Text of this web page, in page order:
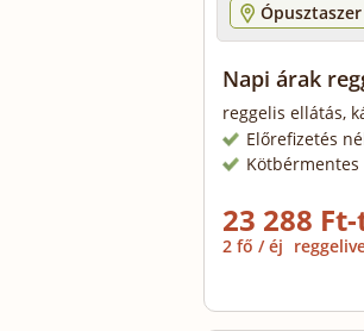
Ópusztaszer
Napi árak
reggelis ellátás,
Előrefizetés
23 288
2 fő / éj